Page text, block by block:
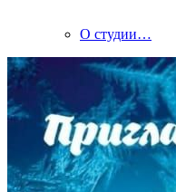
О студии…